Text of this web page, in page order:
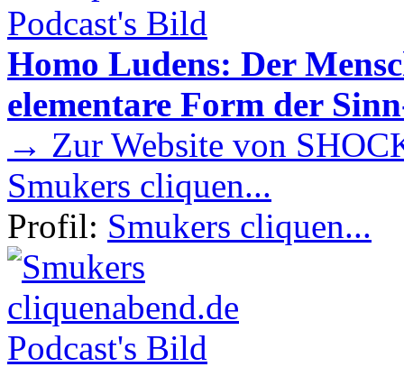
Homo Ludens: Der
elementare Form der
→ Zur Website von
Smukers cliquen...
Profil: Smukers cliquen...